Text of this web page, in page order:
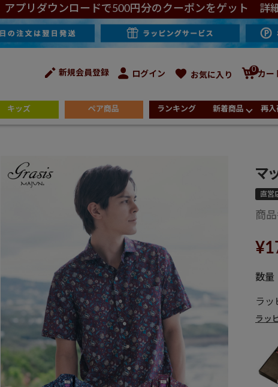
アプリダウンロードで500円分のクーポンをゲット 詳
新規会員登録 ログイン お気に入り
0
カー
キッズ ペア商品 ランキング 新着商品 再入
マ
直営
商
¥
ラッ
ラッ